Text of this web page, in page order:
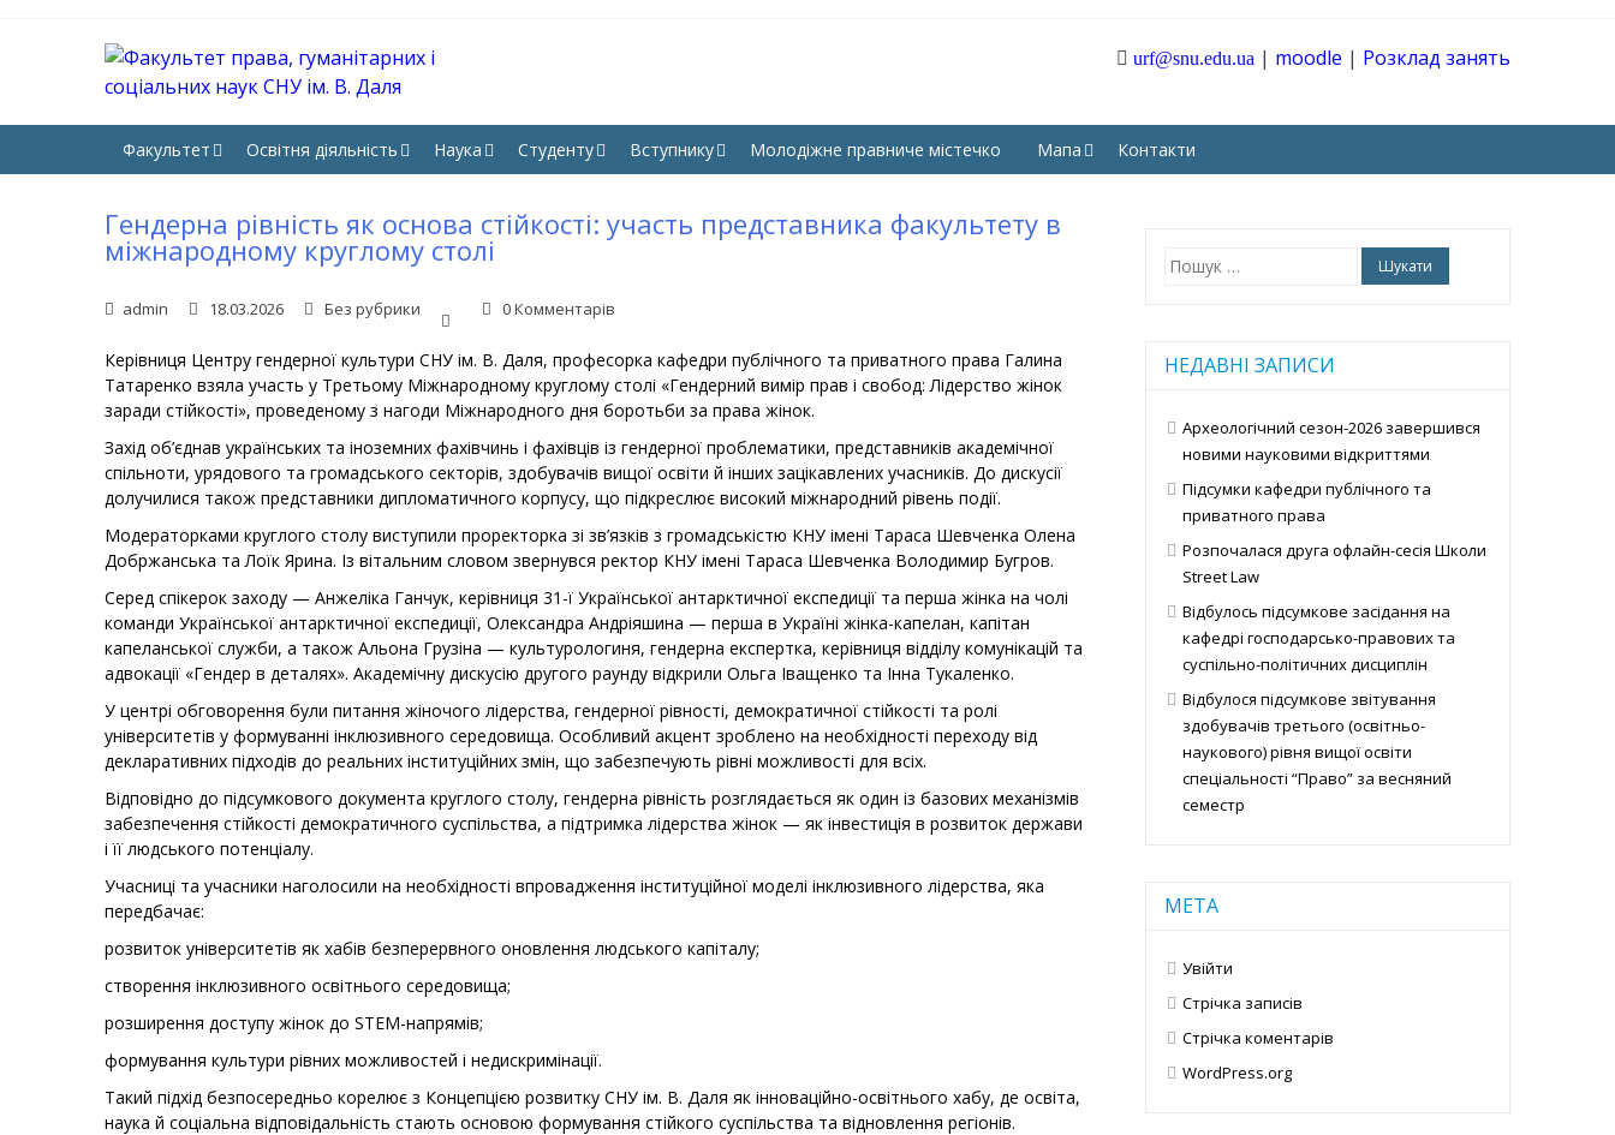
ФАКУЛЬТЕТ ПРАВА, ГУМАНІТАРНИХ І СОЦІАЛЬНИХ
НАУК СНУ ІМ. В. ДАЛЯ
urf@snu.edu.ua | moodle | Розклад занять
Факультет Освітня діяльність Наука Студенту Вступнику Молодіжне правниче містечко Мапа Контакти
Гендерна рівність як основа стійкості: участь представника факультету в
міжнародному круглому столі
admin 18.03.2026 Без рубрики 0 Комментарів
Керівниця Центру гендерної культури СНУ ім. В. Даля, професорка кафедри публічного та приватного права Галина
Татаренко взяла участь у Третьому Міжнародному круглому столі «Гендерний вимір прав і свобод: Лідерство жінок
заради стійкості», проведеному з нагоди Міжнародного дня боротьби за права жінок.
Захід об’єднав українських та іноземних фахівчинь і фахівців із гендерної проблематики, представників академічної
спільноти, урядового та громадського секторів, здобувачів вищої освіти й інших зацікавлених учасників. До дискусії
долучилися також представники дипломатичного корпусу, що підкреслює високий міжнародний рівень події.
Модераторками круглого столу виступили проректорка зі зв’язків з громадськістю КНУ імені Тараса Шевченка Олена
Добржанська та Лоїк Ярина. Із вітальним словом звернувся ректор КНУ імені Тараса Шевченка Володимир Бугров.
Серед спікерок заходу — Анжеліка Ганчук, керівниця 31-ї Української антарктичної експедиції та перша жінка на чолі
команди Української антарктичної експедиції, Олександра Андріяшина — перша в Україні жінка-капелан, капітан
капеланської служби, а також Альона Грузіна — культурологиня, гендерна експертка, керівниця відділу комунікацій та
адвокації «Гендер в деталях». Академічну дискусію другого раунду відкрили Ольга Іващенко та Інна Тукаленко.
У центрі обговорення були питання жіночого лідерства, гендерної рівності, демократичної стійкості та ролі
університетів у формуванні інклюзивного середовища. Особливий акцент зроблено на необхідності переходу від
декларативних підходів до реальних інституційних змін, що забезпечують рівні можливості для всіх.
Відповідно до підсумкового документа круглого столу, гендерна рівність розглядається як один із базових механізмів
забезпечення стійкості демократичного суспільства, а підтримка лідерства жінок — як інвестиція в розвиток держави
і її людського потенціалу.
Учасниці та учасники наголосили на необхідності впровадження інституційної моделі інклюзивного лідерства, яка
передбачає:
розвиток університетів як хабів безперервного оновлення людського капіталу;
створення інклюзивного освітнього середовища;
розширення доступу жінок до STEM-напрямів;
формування культури рівних можливостей і недискримінації.
Такий підхід безпосередньо корелює з Концепцією розвитку СНУ ім. В. Даля як інноваційно-освітнього хабу, де освіта,
наука й соціальна відповідальність стають основою формування стійкого суспільства та відновлення регіонів.
Пошук:
НЕДАВНІ ЗАПИСИ
Археологічний сезон-2026 завершився
новими науковими відкриттями
Підсумки кафедри публічного та
приватного права
Розпочалася друга офлайн-сесія Школи
Street Law
Відбулось підсумкове засідання на
кафедрі господарсько-правових та
суспільно-політичних дисциплін
Відбулося підсумкове звітування
здобувачів третього (освітньо-
наукового) рівня вищої освіти
спеціальності “Право” за весняний
семестр
МЕТА
Увійти
Стрічка записів
Стрічка коментарів
WordPress.org